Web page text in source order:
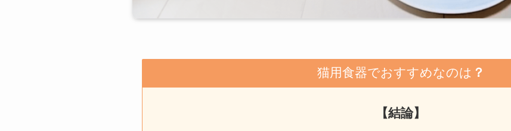
猫用食器でおすすめなのは ？
【結論】